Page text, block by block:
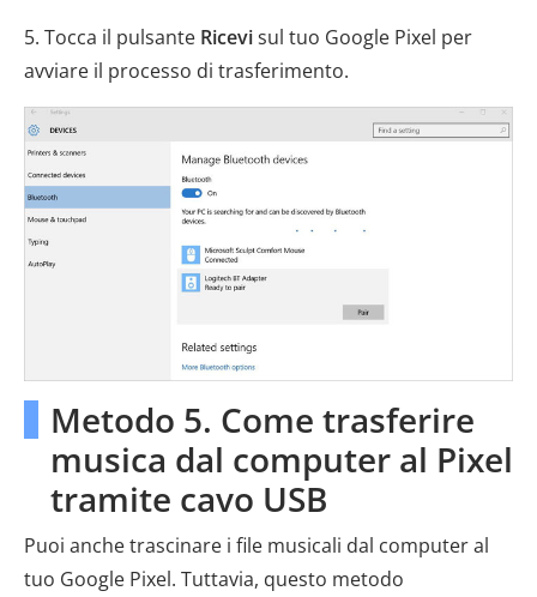
5. Tocca il pulsante Ricevisul tuo Google Pixel per
avviare il processo di trasferimento.
Metodo 5. Come trasferire
musica dal computer al Pixel
tramite cavo USB
Puoi anche trascinare i file musicali dal computer al
tuo Google Pixel. Tuttavia, questo metodo